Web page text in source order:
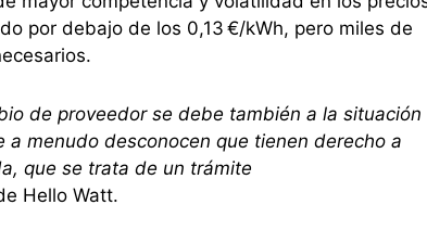
por debajo de los 0,13 €/kWh, pero miles de
de proveedor se debe también a la situación
menudo desconocen que tienen derecho a
que se trata de un trámite
Hello Watt.